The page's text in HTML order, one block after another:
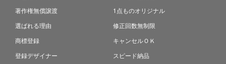
著作権無償譲渡
選ばれる理由
商標登録
登録デザイナー
1点ものオリジナル
修正回数無制限
キャンセルＯＫ
スピード納品